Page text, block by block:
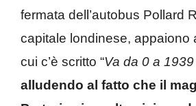
fermata dell’autobus Pollard
capitale londinese, appaiono
cui c’è scritto “Va da 0 a
alludendo al fatto che il